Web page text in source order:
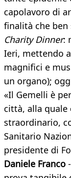
capolavoro di
finalità che
Charity Dinner:
Ieri, mettendo
magnifici e
un organo);
«Il Gemelli è
città, alla
straordinario,
Sanitario
presidente di
Daniele Franco